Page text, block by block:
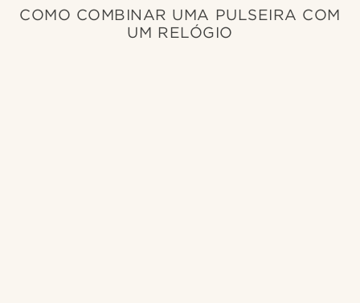
COMO COMBINAR UMA PULSEIRA COM
UM RELÓGIO